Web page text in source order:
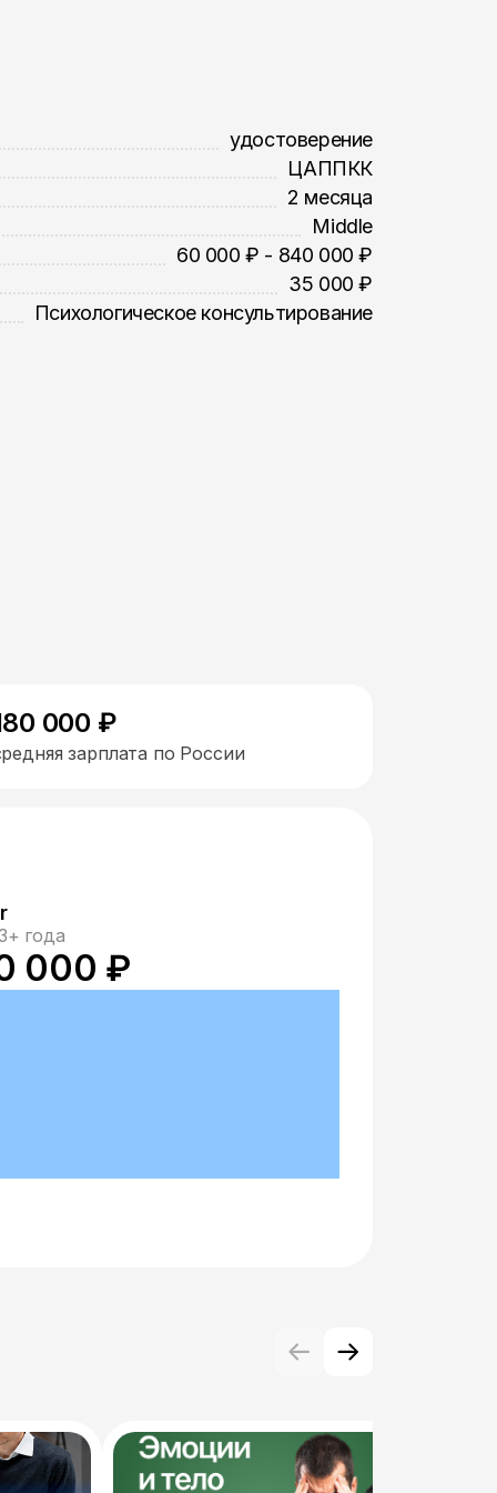
удостоверение
ЦАППКК
2 месяца
Middle
60 000 ₽ - 840 000 ₽
35 000 ₽
Психологическое консультирование
000 ₽
зарплата по России
года
000 ₽